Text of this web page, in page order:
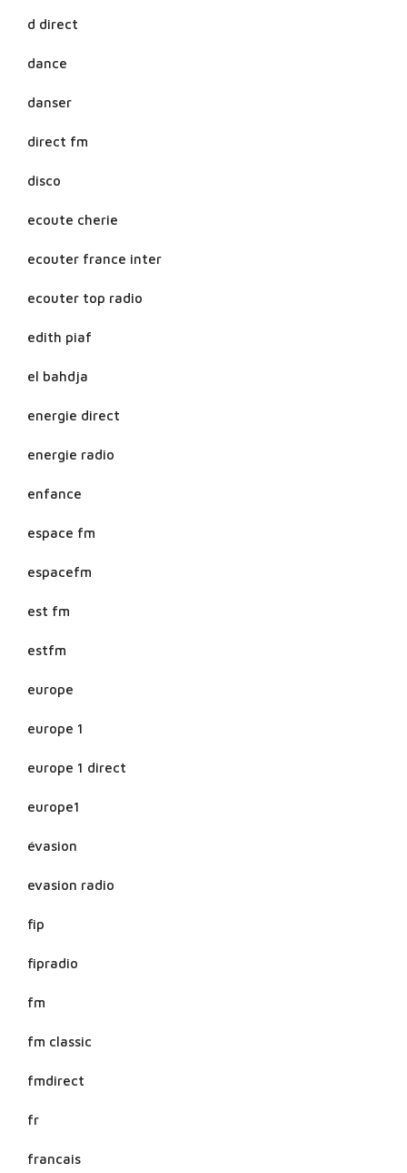
d direct
dance
danser
direct fm
disco
ecoute cherie
ecouter france inter
ecouter top radio
edith piaf
el bahdja
energie direct
energie radio
enfance
espace fm
espacefm
est fm
estfm
europe
europe 1
europe 1 direct
europe1
évasion
evasion radio
fip
fipradio
fm
fm classic
fmdirect
fr
francais